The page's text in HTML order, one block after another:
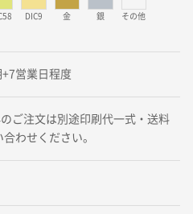
DIC9 金 銀 その他
営業日程度
ご注文は別途印刷代一式・送料
わせください。